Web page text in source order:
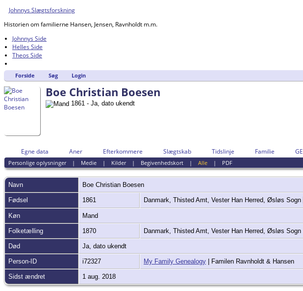
Johnnys Slægtsforskning
Historien om familierne Hansen, Jensen, Ravnholdt m.m.
Johnnys Side
Helles Side
Theos Side
Forside Søg Login
Boe Christian Boesen
1861 - Ja, dato ukendt
Egne data Aner Efterkommere Slægtskab Tidslinje Familie
Personlige oplysninger| Medie| Kilder| Begivenhedskort| Alle| PDF
Navn Boe Christian Boesen
Fødsel 1861 Danmark, Thisted Amt, Vester Han Herred, Øsløs Sogn
Køn Mand
Folketælling 1870 Danmark, Thisted Amt, Vester Han Herred, Øsløs Sogn
Død Ja, dato ukendt
Person-ID i72327 My Family Genealogy | Familen Ravnholdt & Hansen
Sidst ændret 1 aug. 2018